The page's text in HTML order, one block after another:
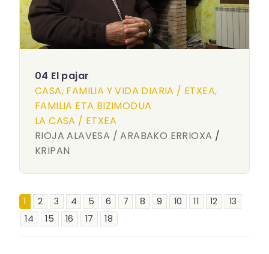
04 El pajar
CASA, FAMILIA Y VIDA DIARIA / ETXEA,
FAMILIA ETA BIZIMODUA
LA CASA / ETXEA
RIOJA ALAVESA / ARABAKO ERRIOXA /
KRIPAN
1 2 3 4 5 6 7 8 9 10 11 12
13
14
15 16 17 18